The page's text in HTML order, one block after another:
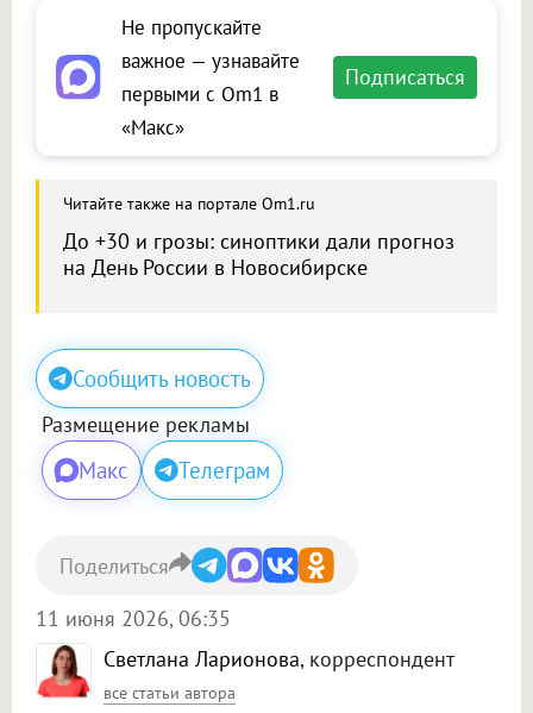
Не пропускайте
важное — узнавайте
первыми с Om1 в
«Макс»
Подписаться
Читайте также на портале Om1.ru
До +30 и грозы: синоптики дали прогноз
на День России в Новосибирске
Сообщить новость
Размещение рекламы
Макс Телеграм
Светлана Ларионова, корреспондент
все статьи автора
11 июня 2026, 06:35
Поделиться